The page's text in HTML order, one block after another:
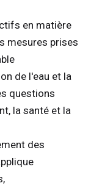
en matière
mesures prises
de l'eau et la
questions
la santé et la
des